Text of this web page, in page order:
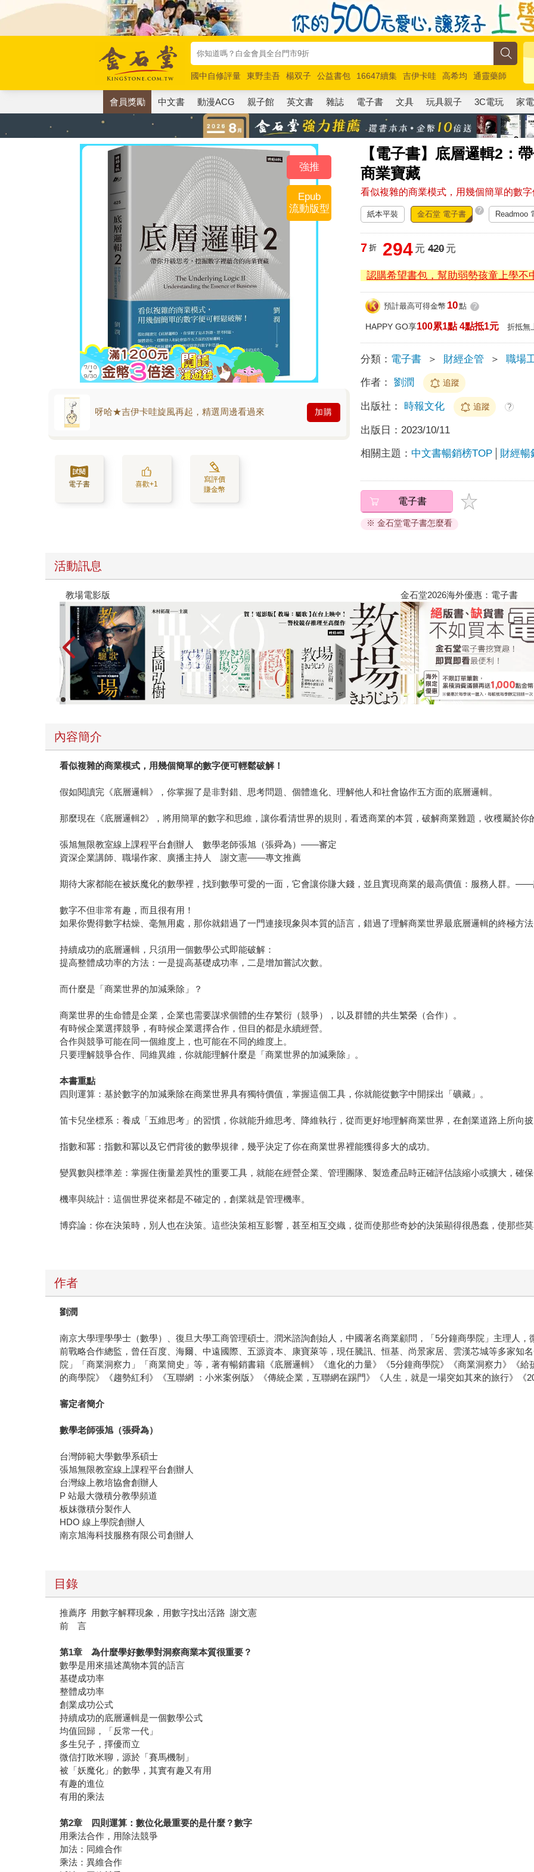
國中自修評量 東野圭吾 楊双子 公益書包 16647續集 吉伊卡哇 高希均
通靈藥師
唯紅花綻放
奧德賽 路邊攤新作 馬斯克 玩具總動員5 超慢跑
會員獎勵 中文書 動漫ACG 親子館 英文書 雜誌 電子書 文具 玩具親子 3C電玩 家電
【電子書】底層邏輯2：
商業寶藏
看似複雜的商業模式，用幾個簡單的數
強推
Epub
流動版型
呀哈★吉伊卡哇旋風再起，精選周邊看過來 加購
電子書 喜歡+1
寫評價
賺金幣
紙本平裝 金石堂 電子書 ? Readmoo
7 折 294 元 420元
認購希望書包，幫助弱勢孩童上學不
預計最高可得金幣 10點 ?
HAPPY GO享100累1點 4點抵1元 折抵無
分類： 電子書 ＞ 財經企管 ＞ 職場
作者： 劉潤 追蹤
出版社： 時報文化 追蹤 ?
出版日： 2023/10/11
相關主題： 中文書暢銷榜TOP 財經暢
電子書
※ 金石堂電子書怎麼看
活動訊息
時報經典展69折起 黃色書刊回來了！一起走進他的
內容簡介
看似複雜的商業模式，用幾個簡單的數字便可輕鬆破解！
假如閱讀完《底層邏輯》，你掌握了是非對錯、思考問題、個體進化、理解他人和社會協作五方面的底層邏輯。
那麼現在《底層邏輯2》，將用簡單的數字和思維，讓你看清世界的規則，看透商業的本質，破解商業難題，收穫屬於你
張旭無限教室線上課程平台創辦人 數學老師張旭（張舜為）――審定
資深企業講師、職場作家、廣播主持人 謝文憲――專文推薦
期待大家都能在被妖魔化的數學裡，找到數學可愛的一面，它會讓你賺大錢，並且實現商業的最高價值：服務人群。
數字不但非常有趣，而且很有用！
如果你覺得數字枯燥、毫無用處，那你就錯過了一門連接現象與本質的語言，錯過了理解商業世界最底層邏輯的終極方
持續成功的底層邏輯，只須用一個數學公式即能破解：
提高整體成功率的方法：一是提高基礎成功率，二是增加嘗試次數。
而什麼是「商業世界的加減乘除」？
商業世界的生命體是企業，企業也需要謀求個體的生存繁衍（競爭），以及群體的共生繁榮（合作）。
有時候企業選擇競爭，有時候企業選擇合作，但目的都是永續經營。
合作與競爭可能在同一個維度上，也可能在不同的維度上。
只要理解競爭合作、同維異維，你就能理解什麼是「商業世界的加減乘除」。
本書重點
四則運算：基於數字的加減乘除在商業世界具有獨特價值，掌握這個工具，你就能從數字中開採出「礦藏」。
笛卡兒坐標系：養成「五維思考」的習慣，你就能升維思考、降維執行，從而更好地理解商業世界，在創業道路上所向
指數和冪：指數和冪以及它們背後的數學規律，幾乎決定了你在商業世界裡能獲得多大的成功。
變異數與標準差：掌握住衡量差異性的重要工具，就能在經營企業、管理團隊、製造產品時正確評估該縮小或擴大，確
機率與統計：這個世界從來都是不確定的，創業就是管理機率。
博弈論：你在決策時，別人也在決策。這些決策相互影響，甚至相互交織，從而使那些奇妙的決策顯得很愚蠢，使那些
作者
劉潤
南京大學理學學士（數學）、復旦大學工商管理碩士。潤米諮詢創始人，中國著名商業顧問，「5分鐘商學院」主理人
前戰略合作總監，曾任百度、海爾、中遠國際、五源資本、康寶萊等，現任騰訊、恒基、尚景家居、雲漢芯城等多家知
院」「商業洞察力」「商業簡史」等，著有暢銷書籍《底層邏輯》《進化的力量》《5分鐘商學院》《商業洞察力》《
的商學院》《趨勢紅利》《互聯網 ：小米案例版》《傳統企業，互聯網在踢門》《人生，就是一場突如其來的旅行》《
審定者簡介
數學老師張旭（張舜為）
台灣師範大學數學系碩士
張旭無限教室線上課程平台創辦人
台灣線上教培協會創辦人
P 站最大微積分教學頻道
板妹微積分製作人
HDO 線上學院創辦人
南京旭海科技服務有限公司創辦人
目錄
推薦序 用數字解釋現象，用數字找出活路 謝文憲
前 言
第1章 為什麼學好數學對洞察商業本質很重要？
數學是用來描述萬物本質的語言
基礎成功率
整體成功率
創業成功公式
持續成功的底層邏輯是一個數學公式
均值回歸，「反常一代」
多生兒子，擇優而立
微信打敗米聊，源於「賽馬機制」
被「妖魔化」的數學，其實有趣又有用
有趣的進位
有用的乘法
第2章 四則運算：數位化最重要的是什麼？數字
用乘法合作，用除法競爭
加法：同維合作
乘法：異維合作